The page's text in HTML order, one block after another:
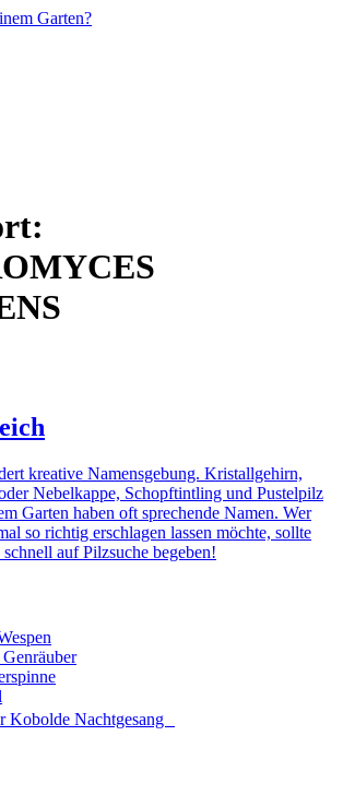
kreative Namensgebung. Kristallgehirn,
Nebelkappe, Schopftintling und Pustelpilz
Garten haben oft sprechende Namen. Wer
so richtig erschlagen lassen möchte, sollte
auf Pilzsuche begeben!
Kobolde Nachtgesang